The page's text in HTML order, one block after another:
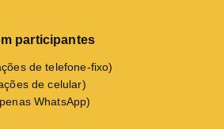
participantes
de telefone-fixo)
de celular)
WhatsApp)